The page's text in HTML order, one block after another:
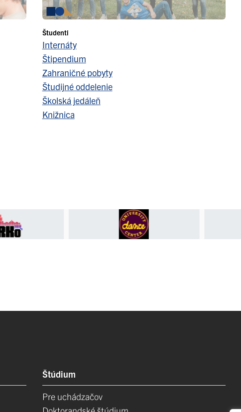
Študenti
Internáty
Štipendium
Zahraničné pobyty
Študijné oddelenie
Školská jedáleň
Knižnica
Štúdium
Pre uchádzačov